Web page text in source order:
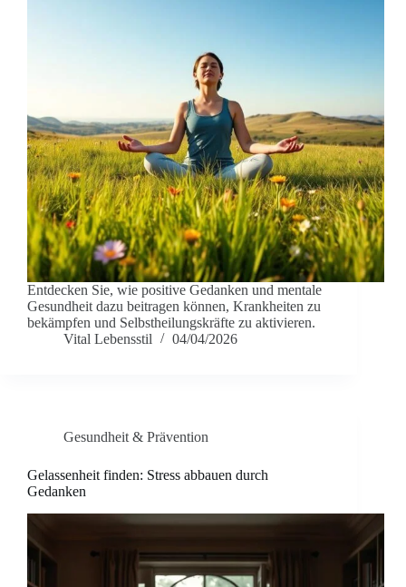
Entdecken Sie, wie positive Gedanken und mentale
Gesundheit dazu beitragen können, Krankheiten zu
bekämpfen und Selbstheilungskräfte zu aktivieren.
Vital Lebensstil
04/04/2026
Gesundheit & Prävention
Gelassenheit finden: Stress abbauen durch
Gedanken